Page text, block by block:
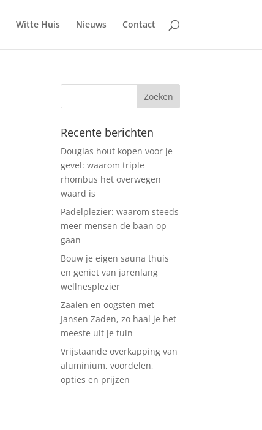
Witte Huis Nieuws Contact
Recente berichten
Douglas hout kopen voor je
gevel: waarom triple
rhombus het overwegen
waard is
Padelplezier: waarom steeds
meer mensen de baan op
gaan
Bouw je eigen sauna thuis
en geniet van jarenlang
wellnesplezier
Zaaien en oogsten met
Jansen Zaden, zo haal je het
meeste uit je tuin
Vrijstaande overkapping van
aluminium, voordelen,
opties en prijzen